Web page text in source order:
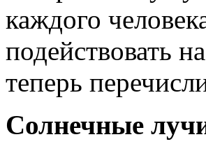
каждого
подействовать
теперь
Солнечные